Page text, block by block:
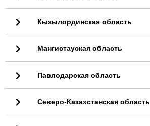
Кызылординская область
Мангистауская область
Павлодарская область
Северо-Казахстанская область